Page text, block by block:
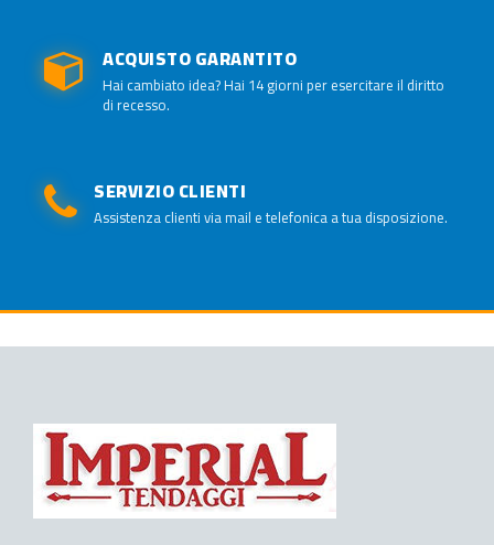
ACQUISTO GARANTITO
Hai cambiato idea? Hai 14 giorni per esercitare il diritto
di recesso.
SERVIZIO CLIENTI
Assistenza clienti via mail e telefonica a tua disposizione.